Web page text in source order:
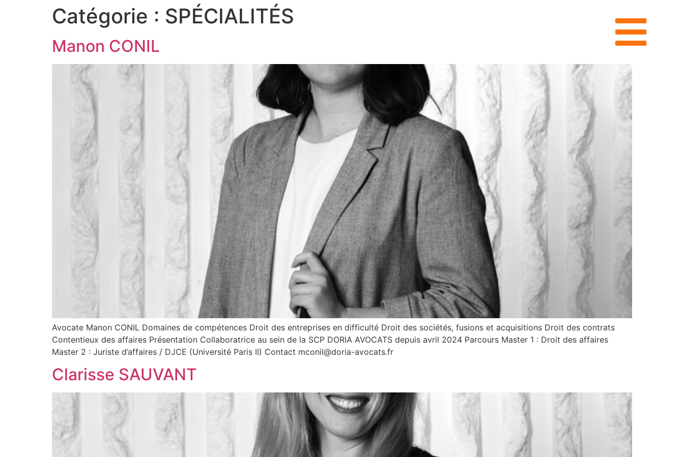
Catégorie : SPÉCIALITÉS
Manon CONIL
Avocate Manon CONIL Domaines de compétences Droit des entreprises en difficulté Droit des sociétés, fusions et acquisitions Droit des contrats
Contentieux des affaires Présentation Collaboratrice au sein de la SCP DORIA AVOCATS depuis avril 2024 Parcours Master 1 : Droit des affaires
Master 2 : Juriste d’affaires / DJCE (Université Paris II) Contact mconil@doria-avocats.fr
Clarisse SAUVANT